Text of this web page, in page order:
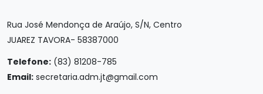
Rua José Mendonça de Araújo, S/N, Centro
JUAREZ TAVORA- 58387000
Telefone: (83) 81208-785
Email: secretaria.adm.jt@gmail.com